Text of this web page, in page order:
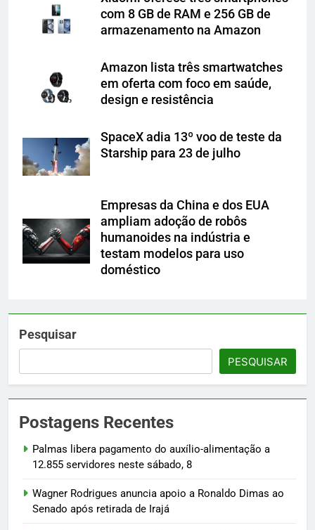
com 8 GB de RAM e 256 GB de
armazenamento na Amazon
Amazon lista três smartwatches
em oferta com foco em saúde,
design e resistência
SpaceX adia 13º voo de teste da
Starship para 23 de julho
Empresas da China e dos EUA
ampliam adoção de robôs
humanoides na indústria e
testam modelos para uso
doméstico
Pesquisar
PESQUISAR
Postagens Recentes
Palmas libera pagamento do auxílio-alimentação a
12.855 servidores neste sábado, 8
Wagner Rodrigues anuncia apoio a Ronaldo Dimas ao
Senado após retirada de Irajá